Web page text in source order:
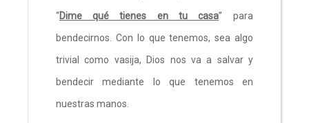
“Dime qué tienes en tu casa” para
bendecirnos. Con lo que tenemos, sea algo
trivial como vasija, Dios nos va a salvar y
bendecir mediante lo que tenemos en
nuestras manos.